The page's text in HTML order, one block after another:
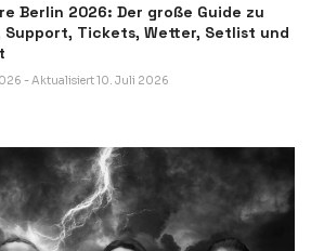
Berlin 2026: Der große Guide zu
Support, Tickets, Wetter, Setlist und
- Aktualisiert 10. Juli 2026